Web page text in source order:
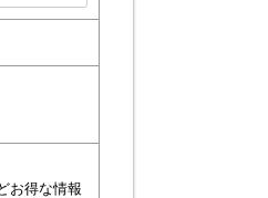
お得な情報